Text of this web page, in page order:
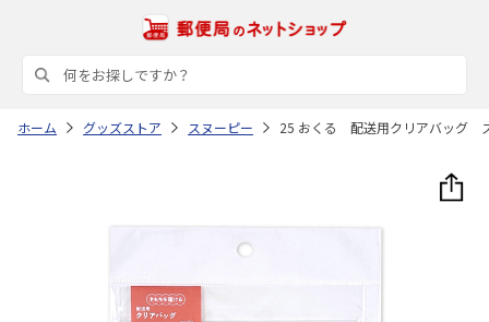
ホーム グッズストア スヌーピー 25 おくる 配送用クリアバッグ